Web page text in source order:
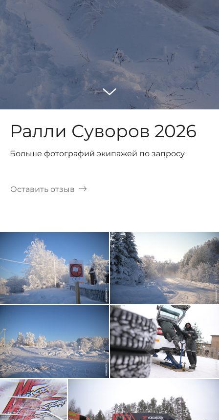
Ралли Суворов 2026
Больше фотографий экипажей по запросу
Оставить отзыв